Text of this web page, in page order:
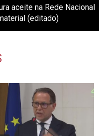
aceite na Rede Nacional
(editado)